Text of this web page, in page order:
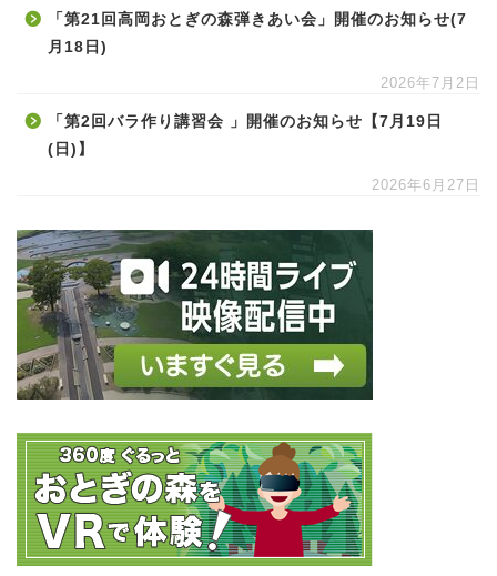
「第21回高岡おとぎの森弾きあい会」開催のお知らせ(7
月18日)
2026年7月2日
「第2回バラ作り講習会 」開催のお知らせ【7月19日
(日)】
2026年6月27日